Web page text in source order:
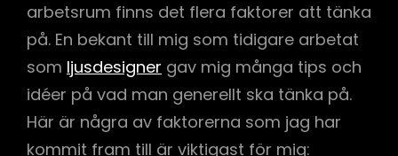
arbetsrum finns det flera faktorer att tänka
på. En bekant till mig som tidigare arbetat
som ljusdesigner gav mig många tips och
idéer på vad man generellt ska tänka på.
Här är några av faktorerna som jag har
kommit fram till är viktigast för mig: